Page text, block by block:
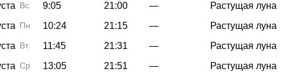
Вс 9:05 21:00 — Растущая луна
Пн 10:24 21:15 — Растущая луна
Вт 11:45 21:31 — Растущая луна
Ср 13:05 21:51 — Растущая луна